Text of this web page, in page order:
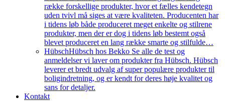
række forskellige produkter, hvor et fælles kendetegn
uden tvivl må siges at være kvaliteten. Producenten har
i tidens løb både produceret meget enkelte og stilrene
produkter, men der er dog i tidens løb bestemt også
blevet produceret en lang række smarte og stilfulde…
HübschHübsch hos Bekko Se alle de test og
anmeldelser vi laver om produkter fra Hübsch. Hübsch
leverer et bredt udvalg af super populære produkter til
boligindretning, og er kendt for deres høje kvalitet og
sans for detaljer.
Kontakt